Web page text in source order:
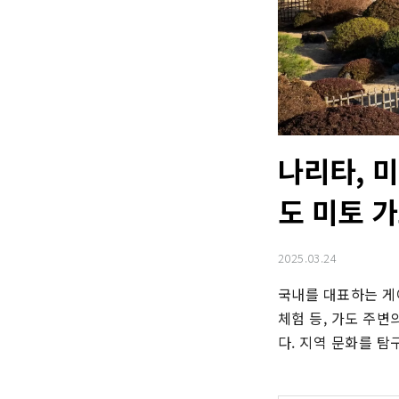
나리타,
도 미토
2025.03.24
국내를 대표하는
체험 등, 가도 주변
다. 지역 문화를 탐